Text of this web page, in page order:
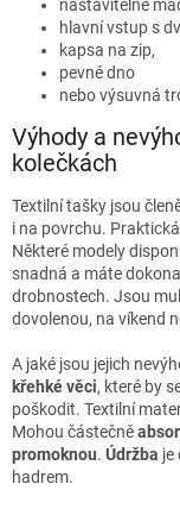
nastavitelné
hlavní vstup s
kapsa na zip,
pevné dno
nebo výsuvná
Výhody a
kolečkách
Textilní tašky jsou
i na povrchu.
Některé modely
snadná a máte
drobnostech. Jsou
dovolenou, na víkend
A jaké jsou jejich
křehké věci, které by
poškodit. Textilní
Mohou částečně
promoknou. Údržba je
hadrem.